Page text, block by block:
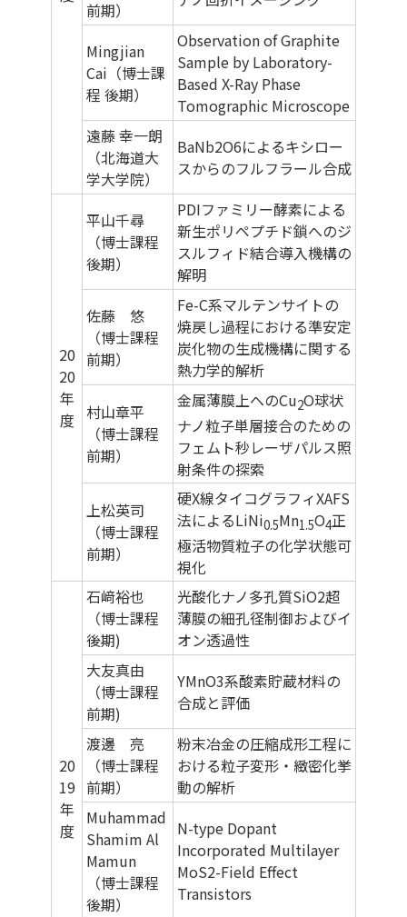
前期）
Mingjian
Cai（博士課
程 後期）
Observation of Graphite
Sample by Laboratory-
Based X-Ray Phase
Tomographic Microscope
遠藤 幸一朗
（北海道大
学大学院）
BaNb2O6によるキシロー
スからのフルフラール合成
20
20
年
度
平山千尋
（博士課程
後期）
PDIファミリー酵素による
新生ポリペプチド鎖へのジ
スルフィド結合導入機構の
解明
佐藤 悠
（博士課程
前期）
Fe-C系マルテンサイトの
焼戻し過程における準安定
炭化物の生成機構に関する
熱力学的解析
村山章平
（博士課程
前期）
金属薄膜上へのCu2O球状
ナノ粒子単層接合のための
フェムト秒レーザパルス照
射条件の探索
上松英司
（博士課程
前期）
硬X線タイコグラフィXAFS
法によるLiNi0.5Mn1.5O4正
極活物質粒子の化学状態可
視化
20
19
年
度
石﨑裕也
（博士課程
後期)
光酸化ナノ多孔質SiO2超
薄膜の細孔径制御およびイ
オン透過性
大友真由
（博士課程
前期)
YMnO3系酸素貯蔵材料の
合成と評価
渡邊 亮
（博士課程
前期）
粉末冶金の圧縮成形工程に
おける粒子変形・緻密化挙
動の解析
Muhammad
Shamim Al
Mamun
（博士課程
後期）
N-type Dopant
Incorporated Multilayer
MoS2-Field Effect
Transistors